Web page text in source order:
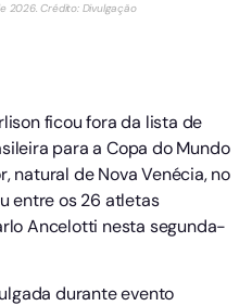
2026. Crédito: Divulgação
ficou fora da lista de
para a Copa do Mundo
natural de Nova Venécia, no
entre os 26 atletas
Ancelotti nesta segunda-
durante evento